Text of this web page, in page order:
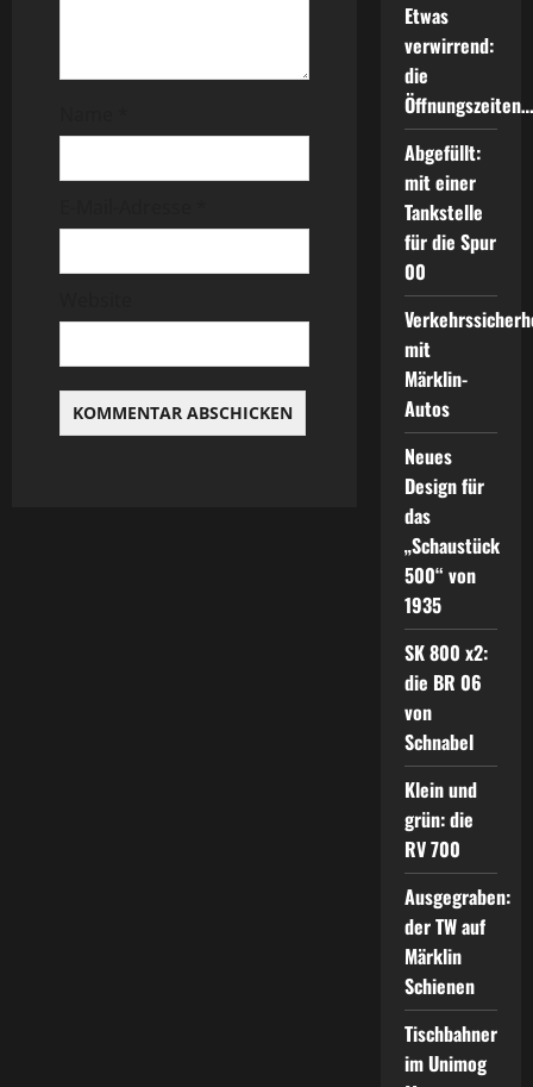
a
t
i
o
n
Etwas
verwirrend:
die
Öffnungszeiten…
Abgefüllt:
mit einer
Tankstelle
für die Spur
00
mit
Märklin-
Autos
Neues
Design für
das
„Schaustück
500“ von
1935
SK 800 x2:
die BR 06
von
Schnabel
Klein und
grün: die
RV 700
Ausgegraben:
der TW auf
Märklin
Schienen
Tischbahner
im Unimog